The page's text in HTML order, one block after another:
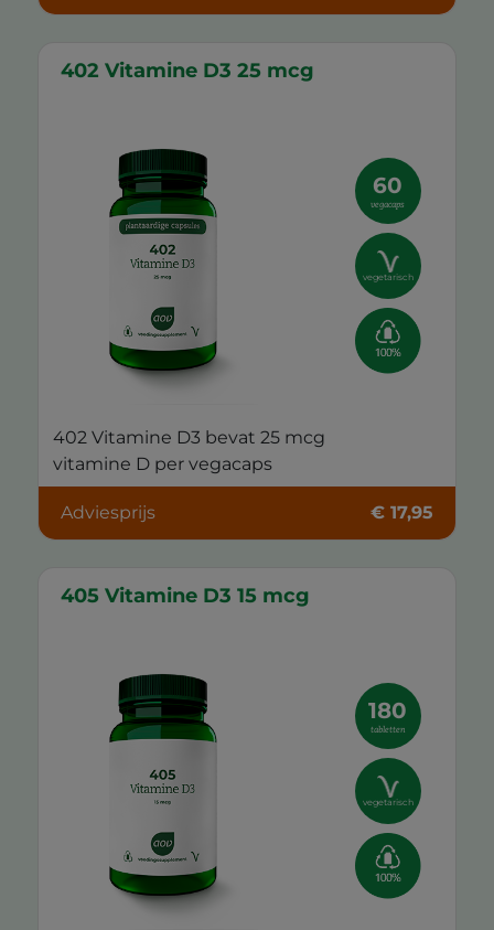
402 Vitamine D3 25 mcg
60
vegacaps
vegetarisch
402 Vitamine D3 bevat 25 mcg
vitamine D per vegacaps
Adviesprijs € 17,95
405 Vitamine D3 15 mcg
180
tabletten
vegetarisch